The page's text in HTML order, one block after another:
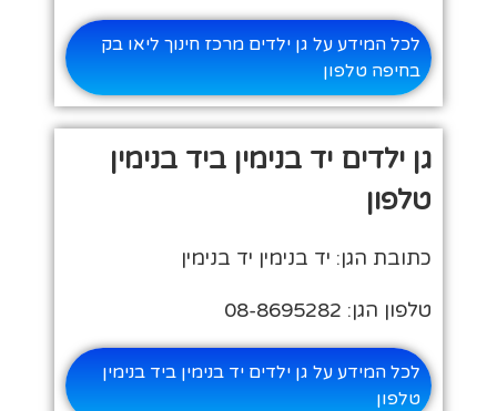
לכל המידע על גן ילדים מרכז חינוך ליאו בק
בחיפה טלפון
גן ילדים יד בנימין ביד בנימין
טלפון
כתובת הגן: יד בנימין יד בנימין
טלפון הגן: 08-8695282
לכל המידע על גן ילדים יד בנימין ביד בנימין
טלפון